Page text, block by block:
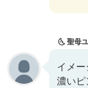
🌜 聖母
イメ
濃いピ